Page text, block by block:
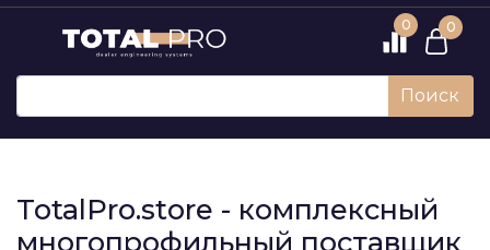
0 0
Поиск
TotalPro.store - комплексный
многопрофильный поставщик